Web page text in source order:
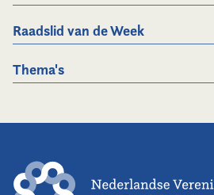
Raadslid van de Week
Thema's